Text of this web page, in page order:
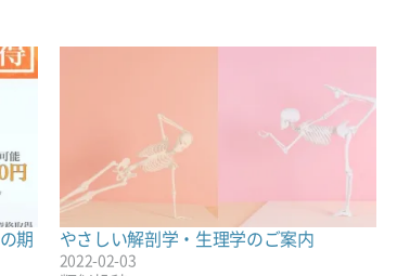
期
やさしい解剖学・生理学のご案内
2022-02-03